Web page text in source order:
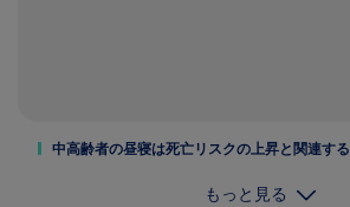
中高齢者の昼寝は死亡リスクの上昇と関連する
もっと見る